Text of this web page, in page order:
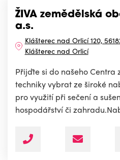
ŽIVA zemědělská
a.s.
Klášterec nad Orlicí 120,
Klášterec nad Orlicí
Přijďte si do našeho
techniky vybrat ze široké
pro využití při sečení a
hospodářství či